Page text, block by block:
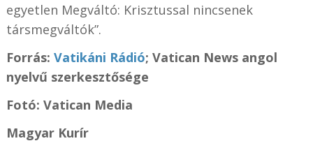
egyetlen Megváltó: Krisztussal nincsenek
társmegváltók”.
Forrás: Vatikáni Rádió; Vatican News angol
nyelvű szerkesztősége
Fotó: Vatican Media
Magyar Kurír